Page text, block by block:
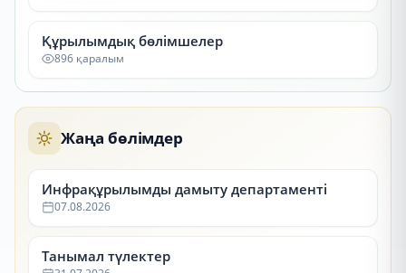
Құрылымдық бөлімшелер
896 қаралым
Жаңа бөлімдер
Инфрақұрылымды дамыту департаменті
07.08.2026
Танымал түлектер